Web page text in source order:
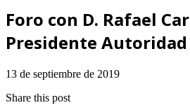
Foro con D. Rafael
Presidente
13 de septiembre de 2019
Share this post